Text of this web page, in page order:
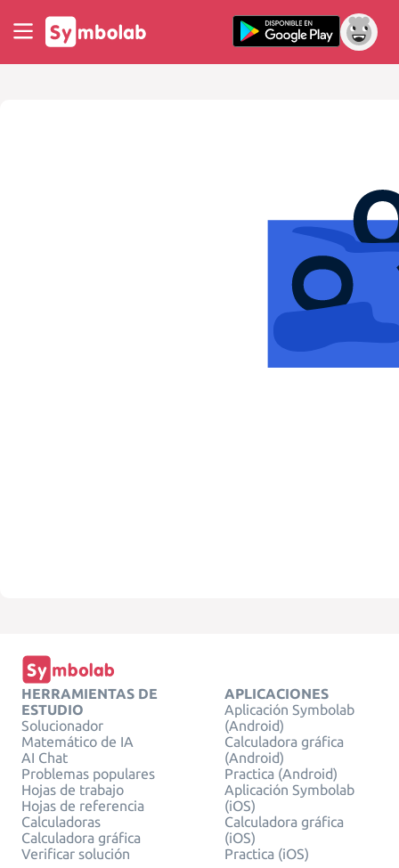
HERRAMIENTAS DE
ESTUDIO
Solucionador
Matemático de IA
AI Chat
Problemas populares
Hojas de trabajo
Hojas de referencia
Calculadoras
Calculadora gráfica
Verificar solución
APLICACIONES
Aplicación Symbolab
(Android)
Calculadora gráfica
(Android)
Practica (Android)
Aplicación Symbolab
(iOS)
Calculadora gráfica
(iOS)
Practica (iOS)